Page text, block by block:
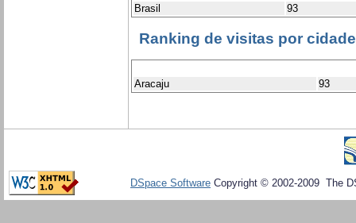
Brasil 93
Ranking de visitas por
Aracaju 93
DSpace Software Copyright © 2002-2009 The